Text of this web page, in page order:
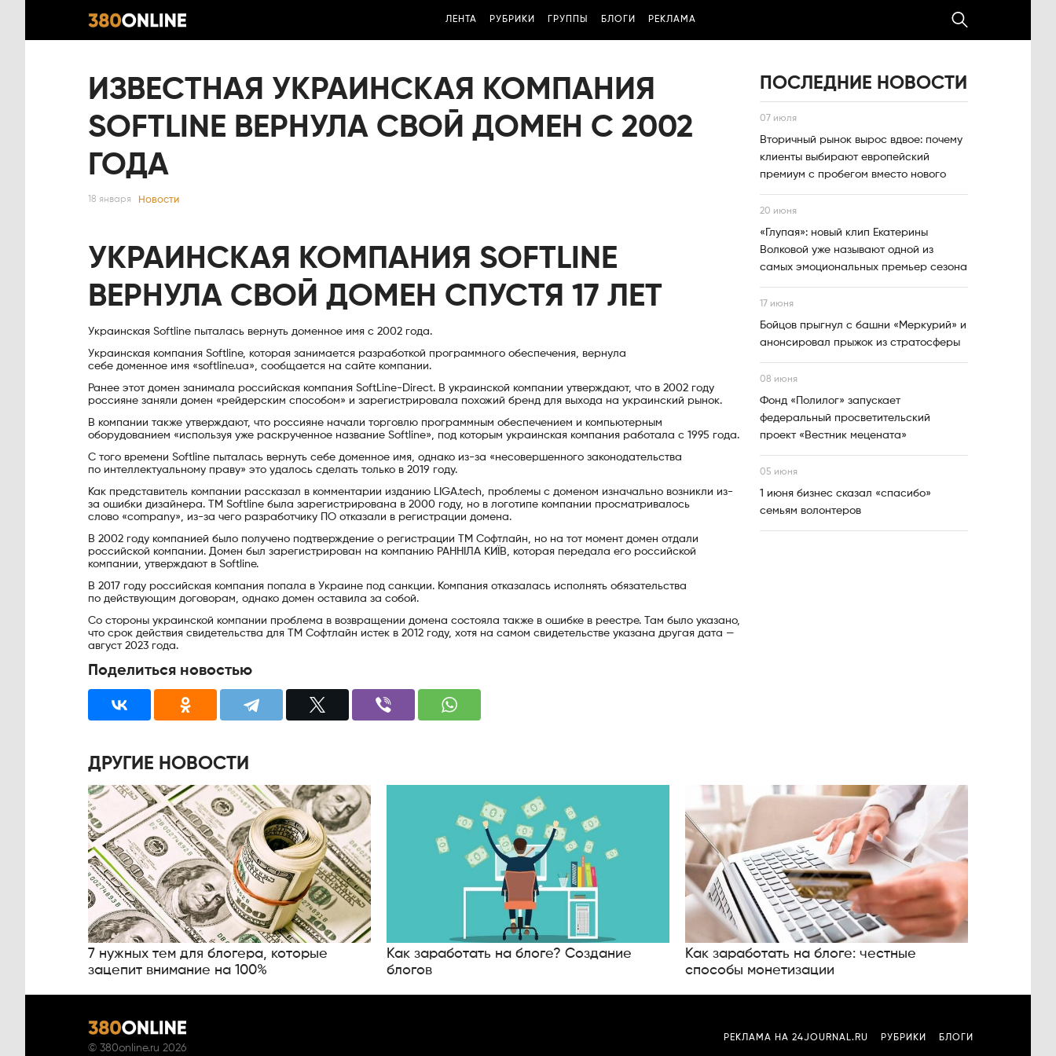
ЛЕНТА РУБРИКИ ГРУППЫ БЛОГИ РЕКЛАМА
ИЗВЕСТНАЯ УКРАИНСКАЯ КОМПАНИЯ
SOFTLINE ВЕРНУЛА СВОЙ ДОМЕН С 2002
ГОДА
18 января Новости
УКРАИНСКАЯ КОМПАНИЯ SOFTLINE
ВЕРНУЛА СВОЙ ДОМЕН СПУСТЯ 17 ЛЕТ
Украинская Softline пыталась вернуть доменное имя с 2002 года.
Украинская компания Softline, которая занимается разработкой программного обеспечения, вернула
себе доменное имя «softline.ua», сообщается на сайте компании.
Ранее этот домен занимала российская компания SoftLine-Direct. В украинской компании утверждают, что в 2002 году
россияне заняли домен «рейдерским способом» и зарегистрировала похожий бренд для выхода на украинский рынок.
В компании также утверждают, что россияне начали торговлю программным обеспечением и компьютерным
оборудованием «используя уже раскрученное название Softline», под которым украинская компания работала с 1995 года.
С того времени Softline пыталась вернуть себе доменное имя, однако из-за «несовершенного законодательства
по интеллектуальному праву» это удалось сделать только в 2019 году.
Как представитель компании рассказал в комментарии изданию LIGA.tech, проблемы с доменом изначально возникли из-
за ошибки дизайнера. ТМ Softline была зарегистрирована в 2000 году, но в логотипе компании просматривалось
слово «company», из-за чего разработчику ПО отказали в регистрации домена.
В 2002 году компанией было получено подтверждение о регистрации ТМ Софтлайн, но на тот момент домен отдали
российской компании. Домен был зарегистрирован на компанию РАННІЛА КИЇВ, которая передала его российской
компании, утверждают в Softline.
В 2017 году российская компания попала в Украине под санкции. Компания отказалась исполнять обязательства
по действующим договорам, однако домен оставила за собой.
Со стороны украинской компании проблема в возвращении домена состояла также в ошибке в реестре. Там было указано,
что срок действия свидетельства для ТМ Софтлайн истек в 2012 году, хотя на самом свидетельстве указана другая дата —
август 2023 года.
Поделиться новостью
ПОСЛЕДНИЕ НОВОСТИ
07 июля
Вторичный рынок вырос вдвое: почему
клиенты выбирают европейский
премиум с пробегом вместо нового
20 июня
«Глупая»: новый клип Екатерины
Волковой уже называют одной из
самых эмоциональных премьер сезона
17 июня
Бойцов прыгнул с башни «Меркурий» и
анонсировал прыжок из стратосферы
08 июня
Фонд «Полилог» запускает
федеральный просветительский
проект «Вестник мецената»
05 июня
1 июня бизнес сказал «спасибо»
семьям волонтеров
ДРУГИЕ НОВОСТИ
7 нужных тем для блогера, которые
зацепит внимание на 100%
Как заработать на блоге? Создание
блогов
Как заработать на блоге: честные
способы монетизации
© 380online.ru 2026
РЕКЛАМА НА 24JOURNAL.RU РУБРИКИ БЛОГИ